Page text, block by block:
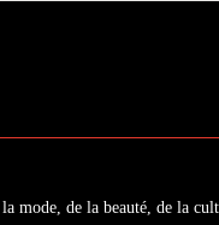
mode, de la beauté, de la